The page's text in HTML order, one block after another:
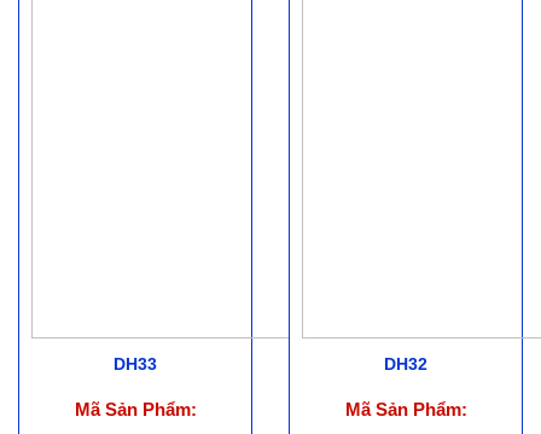
DH33
Mã Sản Phẩm:
DH32
Mã Sản Phẩm: